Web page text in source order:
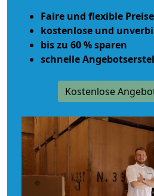
Faire und flexible Preise
kostenlose und
bis zu 60 % sparen
schnelle
Kostenlose